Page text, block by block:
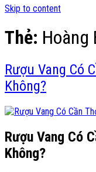
Skip to content
Thẻ: Hoàng
Rượu Vang Có
Không?
Rượu Vang Có
Không?